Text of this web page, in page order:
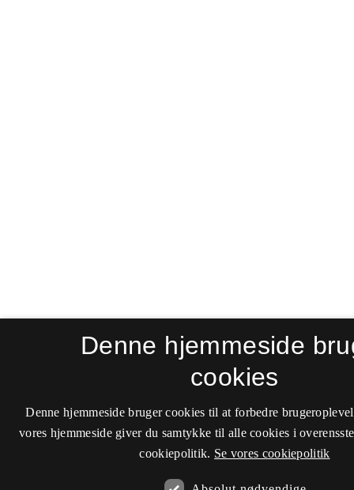
Denne hjemmeside
cookies
Denne hjemmeside bruger cookies til at forbedre
vores hjemmeside giver du samtykke til alle cookies i
cookiepolitik. Se vores cookiepolitik